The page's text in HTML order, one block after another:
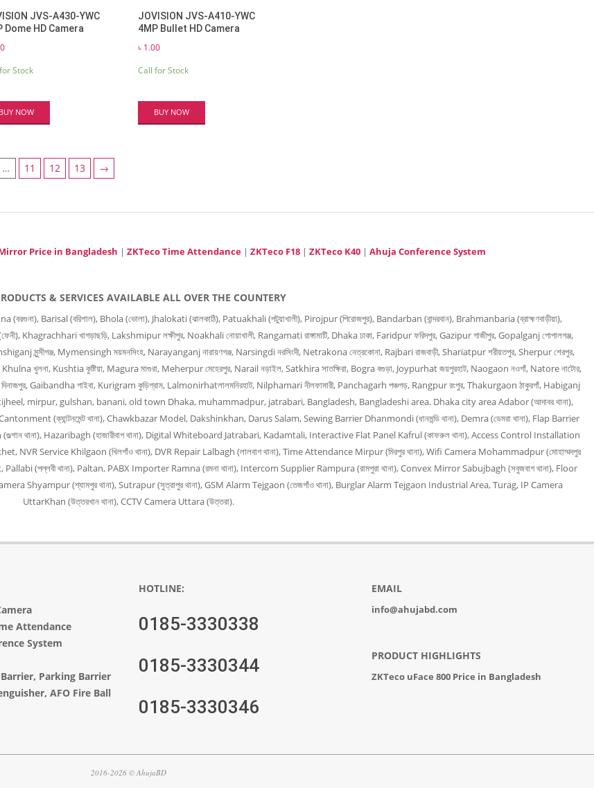
JVS-A430-YWC
Dome HD Camera
Stock
BUY NOW
JOVISION JVS-A410-YWC
4MP Bullet HD Camera
৳ 1.00
Call for Stock
BUY NOW
… 11 12 13 →
Price in Bangladesh | ZKTeco Time Attendance| ZKTeco F18| ZKTeco K40| Ahuja Conference System
& SERVICES AVAILABLE ALL OVER THE COUNTERY
Barisal (বরিশাল), Bhola (ভোলা), Jhalokati (ঝালকাঠি), Patuakhali (পটুয়াখালী), Pirojpur (পিরোজপুর), Bandarban (বান্দরবান), Brahmanbaria (ব্রাহ্মণবাড়ীয়া),
Khagrachhari খাগড়াছড়ি, Lakshmipur লক্ষীপুর, Noakhali নোয়াখালী, Rangamati রাঙ্গামাটি, Dhaka ঢাকা, Faridpur ফরিদপুর, Gazipur গাজীপুর, Gopalganj গোপালগঞ্জ,
মুন্সীগঞ্জ, Mymensingh ময়মনসিংহ, Narayanganj নারায়ণগঞ্জ, Narsingdi নরসিংদী, Netrakona নেত্রকোনা, Rajbari রাজবাড়ী, Shariatpur শরীয়তপুর, Sherpur শেরপুর,
Khulna খুলনা, Kushtia কুষ্টিয়া, Magura মাগুরা, Meherpur মেহেরপুর, Narail নড়াইল, Satkhira সাতক্ষিরা, Bogra বগুড়া, Joypurhat জয়পুরহাট, Naogaon নওগাঁ, Natore নাটোর,
Gaibandha গাইবা, Kurigram কুড়িগ্রাম, Lalmonirhatলালমনিরহাট, Nilphamari নীলফামারী, Panchagarh পঞ্চগড়, Rangpur রংপুর, Thakurgaon ঠাকুরগাঁ, Habiganj
motijheel, mirpur, gulshan, banani, old town Dhaka, muhammadpur, jatrabari, Bangladesh, Bangladeshi area. Dhaka city area Adabor (আদাবর থানা),
(ক্যান্টনমেন্ট থানা), Chawkbazar Model, Dakshinkhan, Darus Salam, Sewing Barrier Dhanmondi (ধানমন্ডি থানা), Demra (ডেমরা থানা), Flap Barrier
থানা), Hazaribagh (হাজারীবাগ থানা), Digital Whiteboard Jatrabari, Kadamtali, Interactive Flat Panel Kafrul (কাফরুল থানা), Access Control Installation
NVR Service Khilgaon (খিলগাঁও থানা), DVR Repair Lalbagh (লালবাগ থানা), Time Attendance Mirpur (মিরপুর থানা), Wifi Camera Mohammadpur (মোহাম্মদপুর
(পল্লবী থানা), Paltan, PABX Importer Ramna (রমনা থানা), Intercom Supplier Rampura (রামপুরা থানা), Convex Mirror Sabujbagh (সবুজবাগ থানা), Floor
Shyampur (শ্যামপুর থানা), Sutrapur (সুত্রাপুর থানা), GSM Alarm Tejgaon (তেজগাঁও থানা), Burglar Alarm Tejgaon Industrial Area, Turag, IP Camera
UttarKhan (উত্তরখান থানা), CCTV Camera Uttara (উত্তরা).
Attendance
System
, Parking Barrier
AFO Fire Ball
HOTLINE:
0185-3330338
0185-3330344
0185-3330346
EMAIL
info@ahujabd.com
PRODUCT HIGHLIGHTS
ZKTeco uFace 800 Price in Bangladesh
2016-2026 © AhujaBD